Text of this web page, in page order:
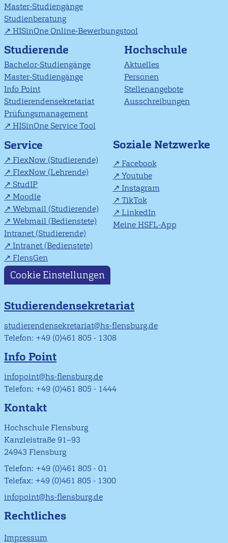
Master-Studiengänge
Studienberatung
HISinOne Online-Bewerbungstool
Studierende
Bachelor-Studiengänge
Master-Studiengänge
Info Point
Studierendensekretariat
Prüfungsmanagement
HISinOne Service Tool
Hochschule
Aktuelles
Personen
Stellenangebote
Ausschreibungen
Service
FlexNow (Studierende)
FlexNow (Lehrende)
StudIP
Moodle
Webmail (Studierende)
Webmail (Bedienstete)
Intranet (Studierende)
Intranet (Bedienstete)
FlensGen
Soziale Netzwerke
Facebook
Youtube
Instagram
TikTok
LinkedIn
Meine HSFL-App
Cookie Einstellungen
Studierendensekretariat
studierendensekretariat@hs-flensburg.de
Telefon: +49 (0)461 805 - 1308
Info Point
infopoint@hs-flensburg.de
Telefon: +49 (0)461 805 - 1444
Kontakt
Hochschule Flensburg
Kanzleistraße 91–93
24943 Flensburg
Telefon: +49 (0)461 805 - 01
Telefax: +49 (0)461 805 - 1300
infopoint@hs-flensburg.de
Rechtliches
Impressum